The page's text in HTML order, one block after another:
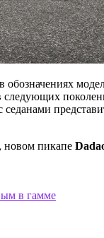
, новом пикапе
в гамме